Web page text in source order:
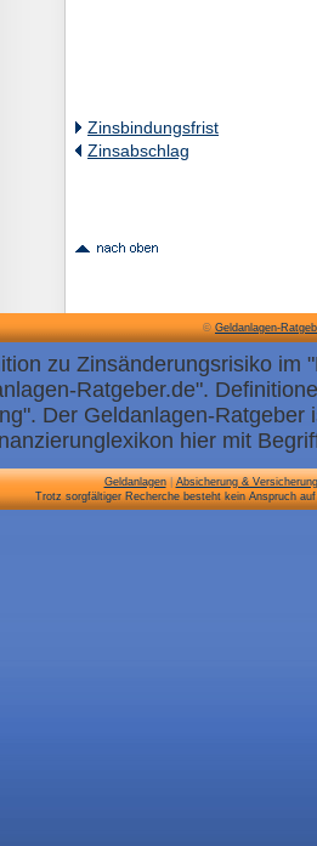
Zinsbindungsfrist
Zinsabschlag
©Geldanlagen-
zu Zinsänderungsrisiko im
Ratgeber.de".
Der Geldanlagen-
hier mit
Geldanlagen|Absicherung &
Trotz sorgfältiger Recherche besteht kein Anspruch